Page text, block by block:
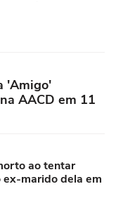
'Amigo'
AACD em 11
ao tentar
marido dela em